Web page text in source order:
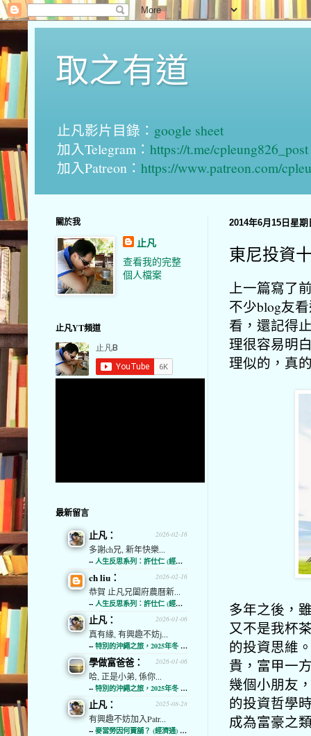
取之有道
止凡影片目錄： google sheet
加入Telegram： https://t.me/cpleung826_post
加入Patreon： https://www.patreon.com/
2014年6月15日星期
東尼投資
上一篇寫了
不少blog友
看，還記得
理很容易明
理似的，真
多年之後，
又不是我杯
的投資思維
貴，富甲一
幾個小朋友
的投資哲學
成為富豪之
關於我
止凡
查看我的完整
個人檔案
止凡YT頻道
最新留言
2026-02-16
止凡：
多謝ch兄, 新年快樂...
-- 人生反思系列：許仕仁 (經濟通)
2026-02-16
ch liu：
恭賀 止凡兄闔府農曆新...
-- 人生反思系列：許仕仁 (經濟通)
2026-01-06
止凡：
真有緣, 有興趣不妨j...
-- 特別的沖繩之旅，2025年冬 (經濟通)
2026-01-06
學做富爸爸：
哈, 正是小弟, 係你...
-- 特別的沖繩之旅，2025年冬 (經濟通)
2025-08-28
止凡：
有興趣不妨加入Patr...
-- 麥當勞因何賣舖？ (經濟通) (略)